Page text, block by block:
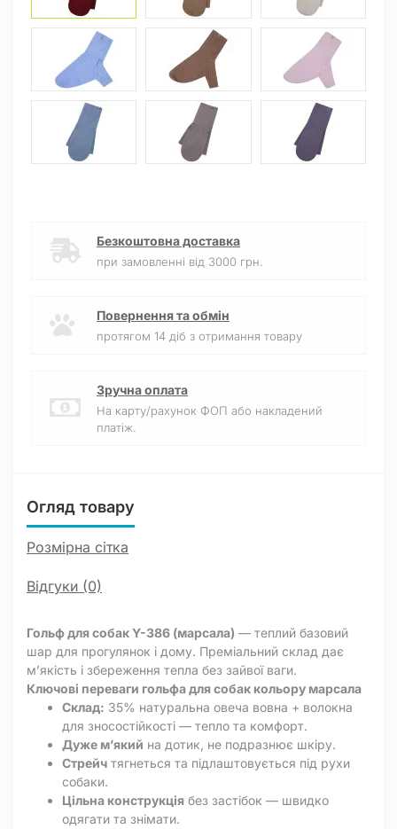
Безкоштовна доставка
при замовленні від 3000 грн.
Повернення та обмін
протягом 14 діб з отримання товару
Зручна оплата
На карту/рахунок ФОП або накладений
платіж.
Огляд товару
Розмірна сітка
Відгуки (0)
Гольф для собак Y-386 (марсала) — теплий базовий
шар для прогулянок і дому. Преміальний склад дає
м’якість і збереження тепла без зайвої ваги.
Ключові переваги гольфа для собак кольору марсала
Склад: 35% натуральна овеча вовна + волокна
для зносостійкості — тепло та комфорт.
Дуже м’який на дотик, не подразнює шкіру.
Стрейч тягнеться та підлаштовується під рухи
собаки.
Цільна конструкція без застібок — швидко
одягати та знімати.